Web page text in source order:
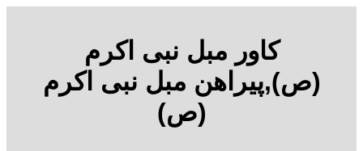
کاور مبل نبی اکرم
(ص),پیراهن مبل نبی اکرم
(ص)